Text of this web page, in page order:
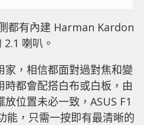
都有內建 Harman Kardon
喇叭。
，相信都面對過對焦和變
都會配搭白布或白板，由
位置未必一致，ASUS F1
能，只需一按即有最清晰的